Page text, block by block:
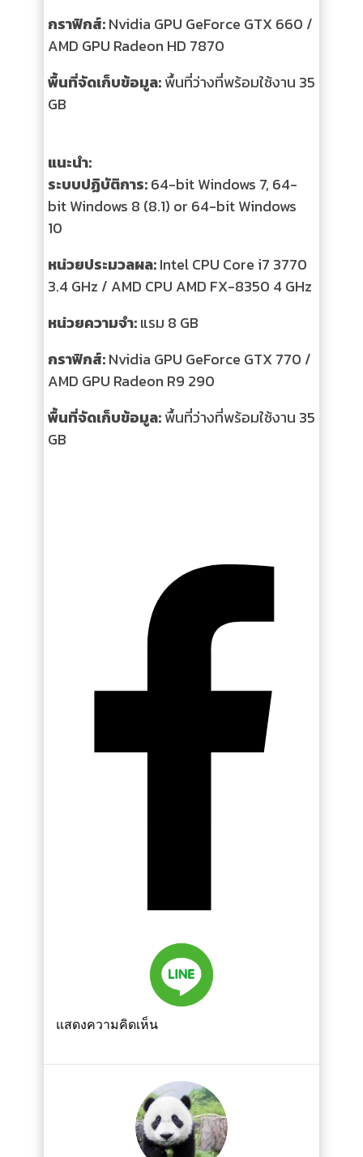
กราฟิกส์:Nvidia GPU GeForce GTX 660 /
AMD GPU Radeon HD 7870
พื้นที่จัดเก็บข้อมูล:พื้นที่ว่างที่พร้อมใช้งาน 35
GB
แนะนำ:
ระบบปฏิบัติการ:64-bit Windows 7, 64-
bit Windows 8 (8.1) or 64-bit Windows
10
หน่วยประมวลผล:Intel CPU Core i7 3770
3.4 GHz / AMD CPU AMD FX-8350 4 GHz
หน่วยความจำ:แรม 8 GB
กราฟิกส์:Nvidia GPU GeForce GTX 770 /
AMD GPU Radeon R9 290
พื้นที่จัดเก็บข้อมูล:พื้นที่ว่างที่พร้อมใช้งาน 35
GB
แสดงความคิดเห็น